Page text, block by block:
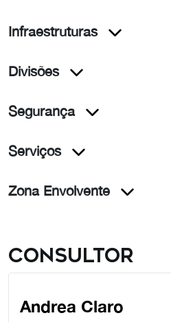
Infraestruturas
Divisões
Segurança
Serviços
Zona Envolvente
Consultor
Andrea Claro